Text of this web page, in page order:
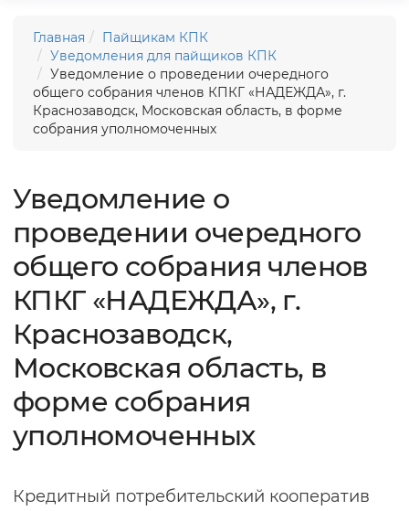
Главная
Пайщикам КПК
Уведомления для пайщиков КПК
Уведомление о проведении очередного
общего собрания членов КПКГ «НАДЕЖДА», г.
Краснозаводск, Московская область, в форме
собрания уполномоченных
Уведомление о
проведении очередного
общего собрания членов
КПКГ «НАДЕЖДА», г.
Краснозаводск,
Московская область, в
форме собрания
уполномоченных
Кредитный потребительский кооператив